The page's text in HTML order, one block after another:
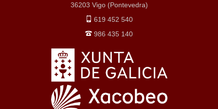
36203 Vigo (Pontevedra)
619 452 540
986 435 140